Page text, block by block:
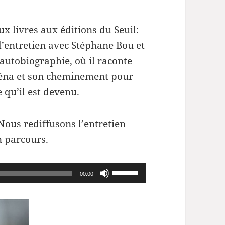
livres aux éditions du Seuil:
avec Stéphane Bou et
où il raconte
et son cheminement pour
est devenu.
rediffusons l’entretien
parcours.
00:00
Utilisez
les